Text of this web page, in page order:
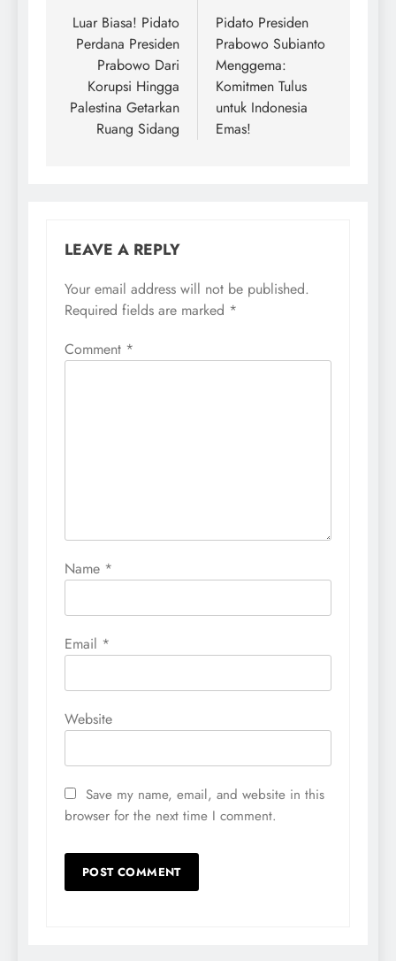
navigation
Luar Biasa! Pidato
Perdana Presiden
Prabowo Dari
Korupsi Hingga
Palestina Getarkan
Ruang Sidang
Pidato Presiden
Prabowo Subianto
Menggema:
Komitmen Tulus
untuk Indonesia
Emas!
LEAVE A REPLY
Your email address will not be published.
Required fields are marked *
Comment *
Name *
Email *
Website
Save my name, email, and website in this
browser for the next time I comment.